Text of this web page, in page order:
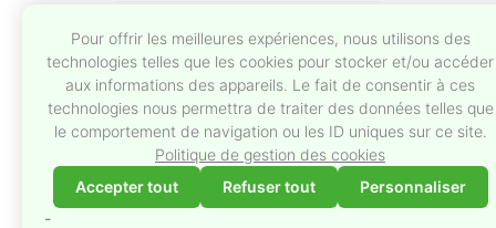
Pour offrir les meilleures expériences, nous utilisons des
technologies telles que les cookies pour stocker et/ou accéder
aux informations des appareils. Le fait de consentir à ces
technologies nous permettra de traiter des données telles que
le comportement de navigation ou les ID uniques sur ce site.
Politique de gestion des cookies
Accepter tout
Refuser tout Personnaliser
SUIVEZ-NOUS keyboard_arrow_down